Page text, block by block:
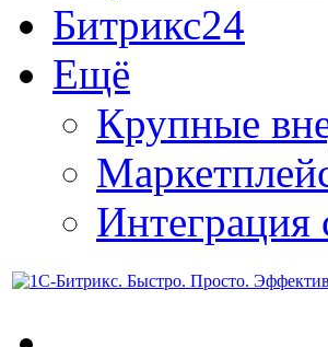
Битрикс24
Ещё
Крупные
Интеграция